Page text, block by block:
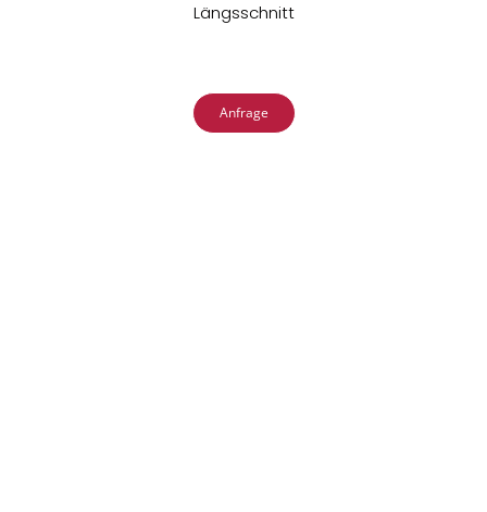
Längsschnitt
Anfrage